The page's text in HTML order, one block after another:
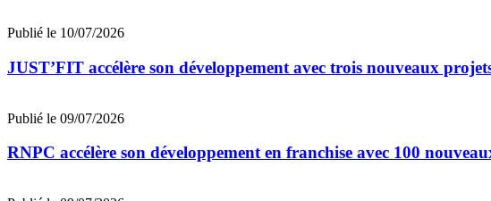
Publié le 10/07/2026
JUST’FIT accélère son développement avec trois nouveaux
Publié le 09/07/2026
RNPC accélère son développement en franchise avec 100